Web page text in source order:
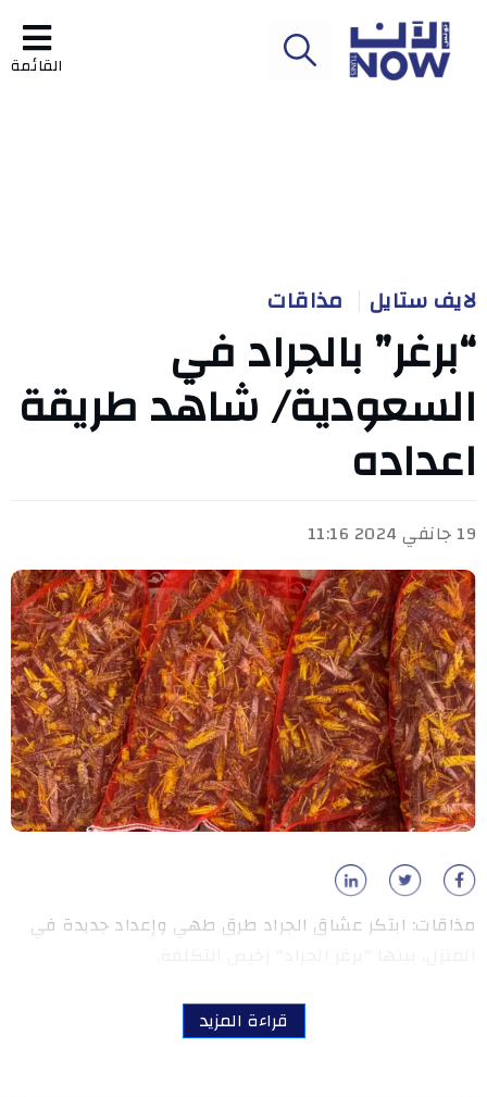
القائمة
لايف ستايل مذاقات
“برغر” بالجراد في
السعودية/ شاهد طريقة
اعداده
19 جانفي 2024 11:16
مذاقات: ابتكر عشاق الجراد طرق طهي وإعداد جديدة في
قراءة المزيد